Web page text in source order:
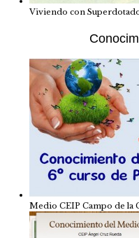
Viviendo con
Medio CEIP Campo de la